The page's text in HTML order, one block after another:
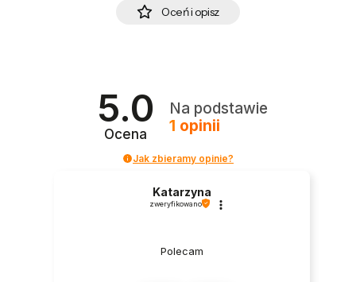
Oceń i opisz
5.0
Ocena
Na podstawie
1 opinii
Jak zbieramy opinie?
Katarzyna
zweryfikowano
Polecam